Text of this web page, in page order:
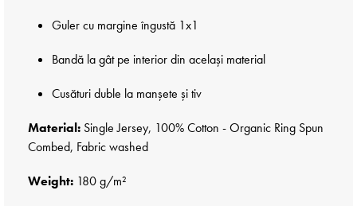
Guler cu margine îngustă 1x1
Bandă la gât pe interior din același material
Cusături duble la manșete și tiv
Material: Single Jersey, 100% Cotton - Organic Ring Spun
Combed, Fabric washed
Weight: 180 g/m²